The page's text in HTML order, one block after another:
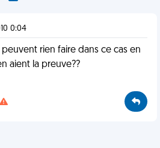
0:04
rien faire dans ce cas en
aient la preuve??